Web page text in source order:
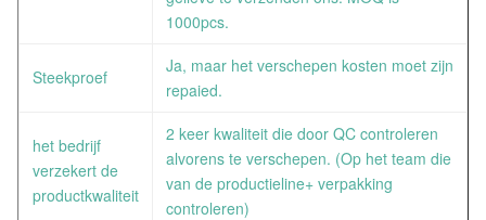
1000pcs.
Steekproef
Ja, maar het verschepen kosten moet zijn
repaied.
het bedrijf
verzekert de
productkwaliteit
2 keer kwaliteit die door QC controleren
alvorens te verschepen. (Op het team die
van de productieline+ verpakking
controleren)